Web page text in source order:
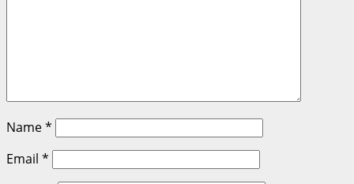
Name*
Email *